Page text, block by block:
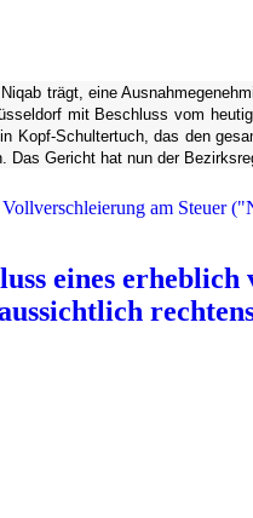
trägt, eine
mit Beschluss vom
Kopf-Schultertuch, das den
Gericht hat nun der
am Steuer
eines